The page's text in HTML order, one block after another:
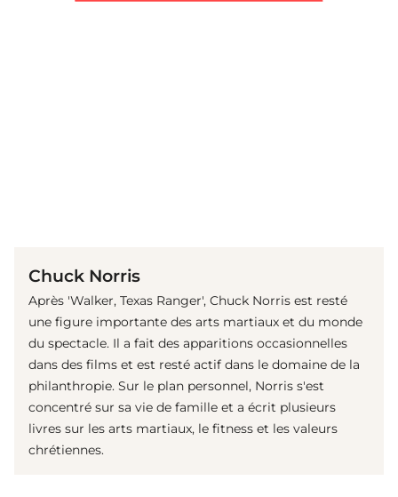
Chuck Norris
Après 'Walker, Texas Ranger', Chuck Norris est resté
une figure importante des arts martiaux et du monde
du spectacle. Il a fait des apparitions occasionnelles
dans des films et est resté actif dans le domaine de la
philanthropie. Sur le plan personnel, Norris s'est
concentré sur sa vie de famille et a écrit plusieurs
livres sur les arts martiaux, le fitness et les valeurs
chrétiennes.